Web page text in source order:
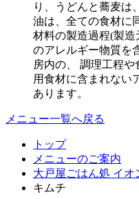
り、うどんと蕎麦は
油は、全ての食材に
材料の製造過程(製
のアレルギー物質を
房内の、 調理工程
用食材に含まれない
あります。
メニュー一覧へ戻る
トップ
メニューのご案内
大戸屋ごはん処 イ
キムチ